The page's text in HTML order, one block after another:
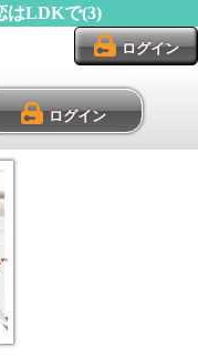
LDKで(3)
ログイン
ログイン